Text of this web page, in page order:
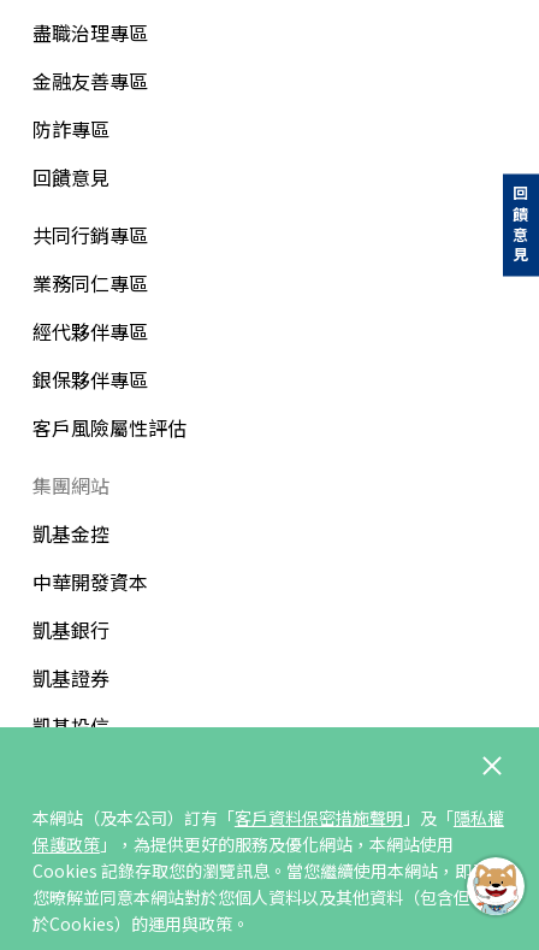
本網站（及本公司）訂有「客戶資料保密措施聲明 」及「隱私權
保護政策」，為提供更好的服務及優化網站，本網站使用
Cookies 記錄存取您的瀏覽訊息。當您繼續使用本網站，即表示
您暸解並同意本網站對於您個人資料以及其他資料（包含但不限
於Cookies）的運用與政策。
盡職治理專區
金融友善專區
防詐專區
回饋意見
共同行銷專區
業務同仁專區
經代夥伴專區
銀保夥伴專區
客戶風險屬性評估
集團網站
凱基金控
中華開發資本
凱基銀行
凱基證券
凱基投信
訂閱/取消電子報
回饋意見